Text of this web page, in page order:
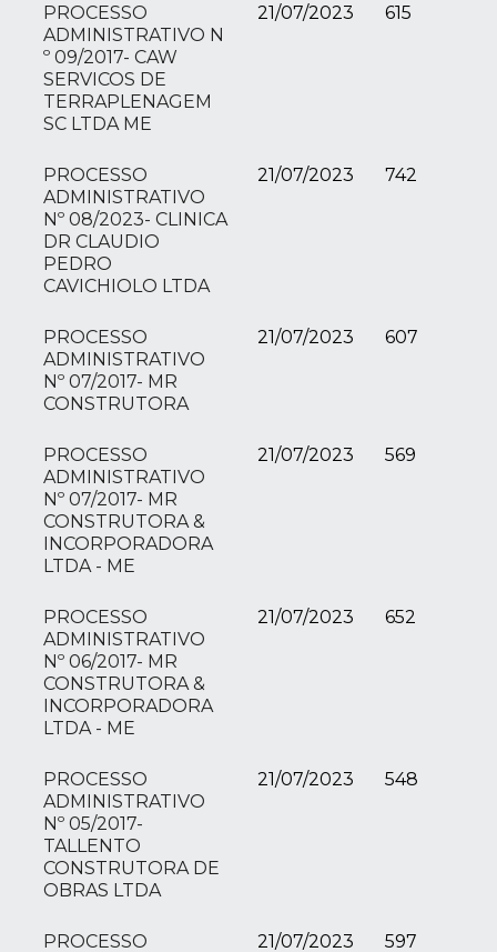
PROCESSO
ADMINISTRATIVO N
º 09/2017- CAW
SERVICOS DE
TERRAPLENAGEM
SC LTDA ME
21/07/2023 615
PROCESSO
ADMINISTRATIVO
Nº 08/2023- CLINICA
DR CLAUDIO
PEDRO
CAVICHIOLO LTDA
21/07/2023 742
PROCESSO
ADMINISTRATIVO
Nº 07/2017- MR
CONSTRUTORA
21/07/2023 607
PROCESSO
ADMINISTRATIVO
Nº 07/2017- MR
CONSTRUTORA &
INCORPORADORA
LTDA - ME
21/07/2023 569
PROCESSO
ADMINISTRATIVO
Nº 06/2017- MR
CONSTRUTORA &
INCORPORADORA
LTDA - ME
21/07/2023 652
PROCESSO
ADMINISTRATIVO
Nº 05/2017-
TALLENTO
CONSTRUTORA DE
OBRAS LTDA
21/07/2023 548
PROCESSO
21/07/2023 597